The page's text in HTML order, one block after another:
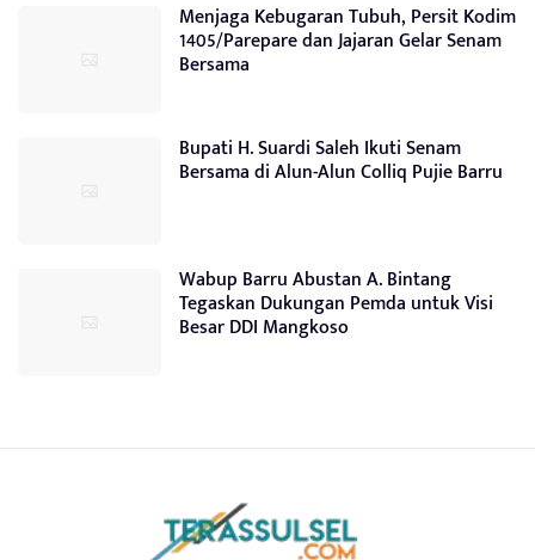
Menjaga Kebugaran Tubuh, Persit Kodim
1405/Parepare dan Jajaran Gelar Senam
Bersama
Bupati H. Suardi Saleh Ikuti Senam
Bersama di Alun-Alun Colliq Pujie Barru
Wabup Barru Abustan A. Bintang
Tegaskan Dukungan Pemda untuk Visi
Besar DDI Mangkoso